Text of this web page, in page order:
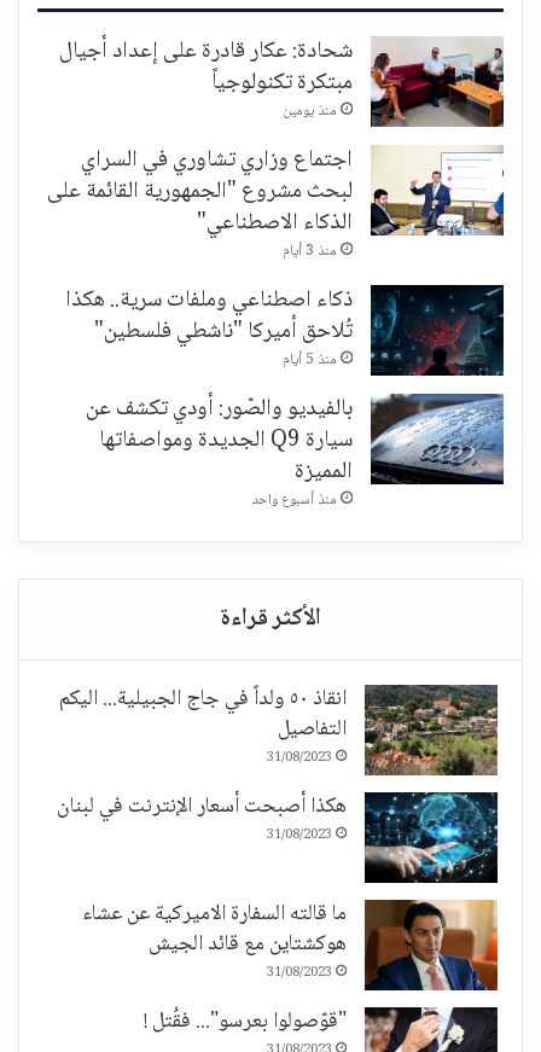
شحادة: عكار قادرة على إعداد أجيال
مبتكرة تكنولوجياً
منذ يومين
اجتماع وزاري تشاوري في السراي
لبحث مشروع "الجمهورية القائمة على
الذكاء الاصطناعي"
منذ 3 أيام
ذكاء اصطناعي وملفات سرية.. هكذا
تُلاحق أميركا "ناشطي فلسطين"
منذ 5 أيام
بالفيديو والصّور: أودي تكشف عن
سيارة Q9 الجديدة ومواصفاتها
المميزة
منذ أسبوع واحد
انقاذ ٥٠ ولداً في جاج الجبيلية... اليكم
التفاصيل
31/08/2023
هكذا أصبحت أسعار الإنترنت في لبنان
31/08/2023
ما قالته السفارة الاميركية عن عشاء
هوكشتاين مع قائد الجيش
31/08/2023
"قوّصولوا بعرسو"... فقُتل !